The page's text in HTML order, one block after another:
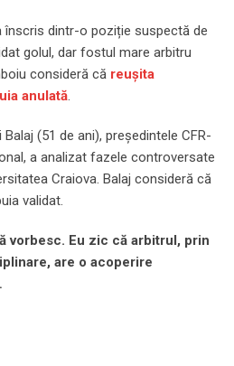
înscris dintr-o poziție suspectă de
golul, dar fostul mare arbitru
consideră că reușita
anulată.
(51 de ani), președintele CFR-
a analizat fazele controversate
Craiova. Balaj consideră că
validat.
vorbesc. Eu zic că arbitrul, prin
are o acoperire